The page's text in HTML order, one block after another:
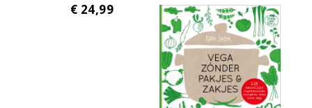
€ 24,99